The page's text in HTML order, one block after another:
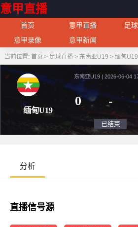
意甲直播
首页 意甲直播 足
意甲录像
意甲新闻
当前位置: 首页 > 足球直播> 东南亚U19 > 缅甸
缅甸U19
东南亚U19 |
0
分析
直播信号源